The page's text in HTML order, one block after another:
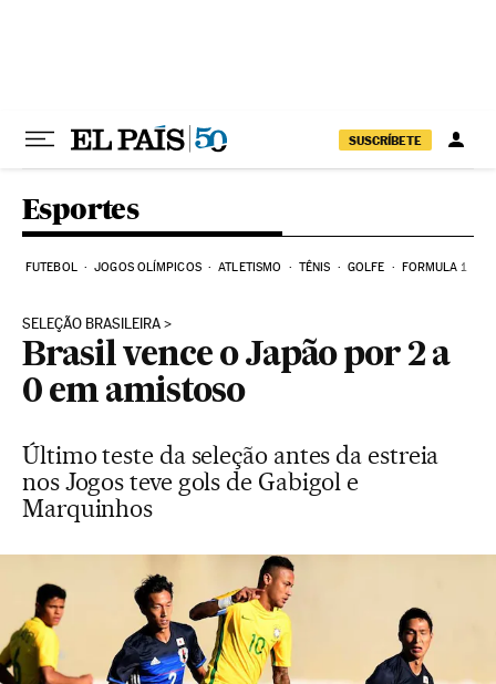
SUSCRÍBETE
Esportes
FUTEBOL JOGOS OLÍMPICOS ATLETISMO TÊNIS GOLFE FORMULA 1
SELEÇÃO BRASILEIRA
Brasil vence o Japão por 2 a
0 em amistoso
Último teste da seleção antes da estreia
nos Jogos teve gols de Gabigol e
Marquinhos